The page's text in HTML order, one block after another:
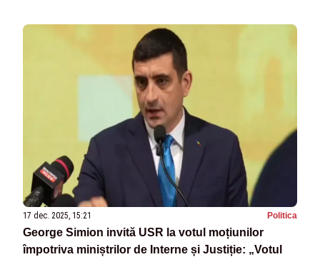
17 dec. 2025, 15:21 Politica
George Simion invită USR la votul moțiunilor
împotriva miniștrilor de Interne și Justiție: „Votul